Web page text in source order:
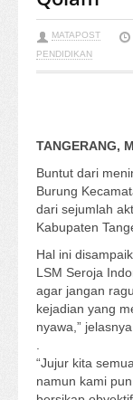
MATAPOST
PENDIDIKAN
TANGERANG,
Buntut dari
Burung
dari sejumlah
Kabupaten
Hal ini
LSM Seroja
agar jangan
kejadian yang
nyawa,” jelasnya
.
“Jujur kita
namun kami